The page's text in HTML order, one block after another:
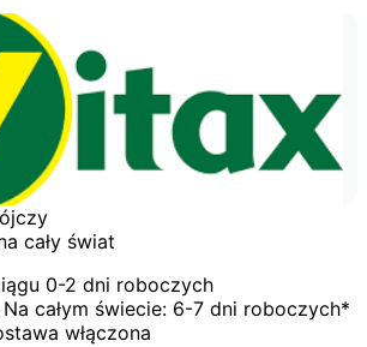
cały świat
0-2 dni roboczych
całym świecie: 6-7 dni roboczych*
włączona